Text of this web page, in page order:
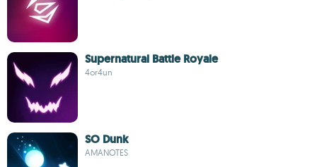
Supernatural Battle Royale
4or4un
SO Dunk
AMANOTES